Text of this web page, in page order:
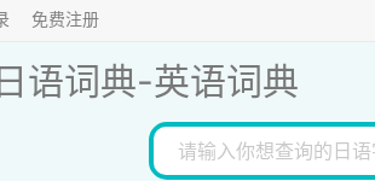
免费注册
语词典-英语词典